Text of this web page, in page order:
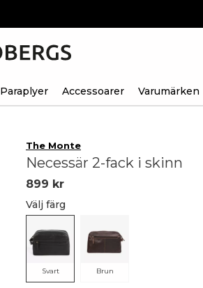
Paraplyer Accessoarer Varumärken
The Monte
Necessär 2-fack i skinn
899 kr
Välj färg
Svart Brun